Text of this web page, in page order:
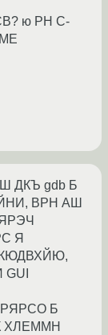
ю РН C-
ДКЪ gdb Б
ВРН АШ
Я
Б
ХЛЕММН